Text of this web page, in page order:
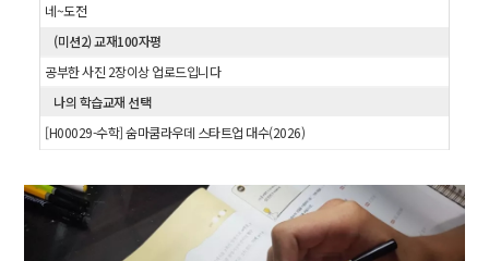
네~도전
(미션2) 교재100자평
공부한 사진 2장이상 업로드입니다
나의 학습교재 선택
[H00029-수학] 숨마쿰라우데 스타트업 대수(2026)